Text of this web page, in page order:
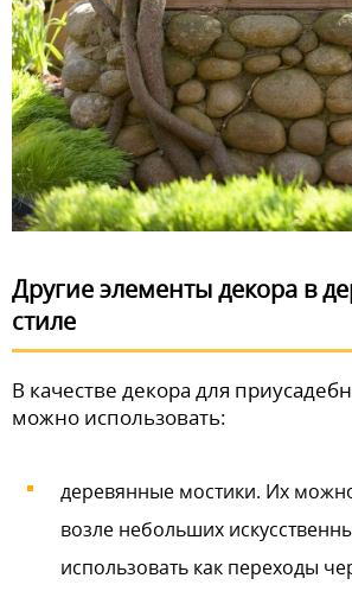
Другие элементы декора в
стиле
В качестве декора для
можно использовать:
деревянные мостики. Их
возле небольших
использовать как переходы